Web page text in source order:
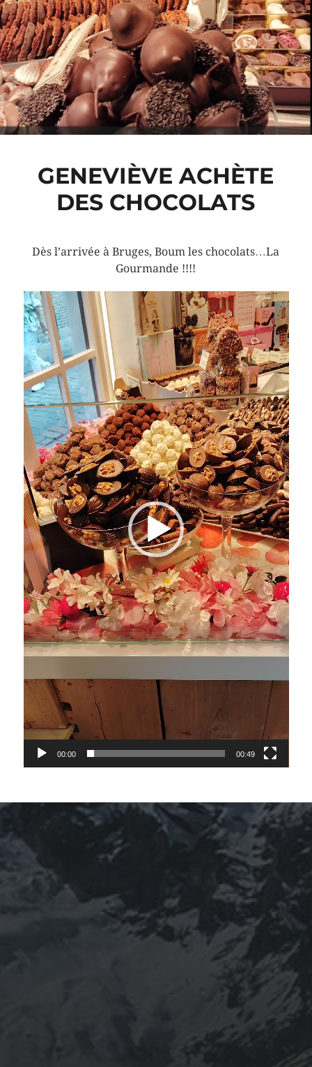
GENEVIÈVE ACHÈTE
DES CHOCOLATS
Dès l’arrivée à Bruges, Boum les chocolats…La
Gourmande !!!!
Lecteur
vidéo
00:00 00:49
ARCHIVES
mars 2026
décembre 2025